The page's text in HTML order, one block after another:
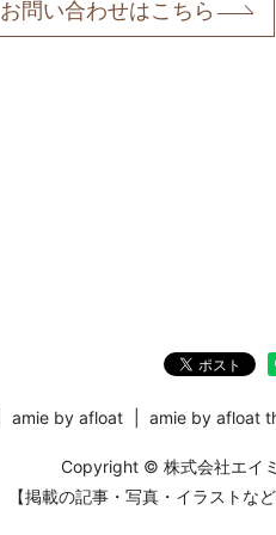
お問い合わせはこちら
amie by afloat amie by afloat
Copyright © 株式会社エイ
【掲載の記事・写真・イラストな